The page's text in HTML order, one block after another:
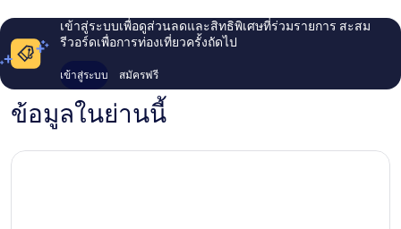
เข้าสู่ระบบเพื่อดูส่วนลดและสิทธิพิเศษที่ร่วมรายการ สะสม
รีวอร์ดเพื่อการท่องเที่ยวครั้งถัดไป
เข้าสู่ระบบ สมัครฟรี
ข้อมูลในย่านนี้